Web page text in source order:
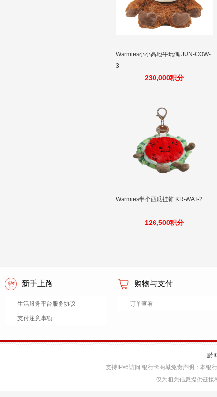
Warmies小小高地牛玩偶 JUN-COW-
3
230,000积分
Warmies半个西瓜挂饰 KR-WAT-2
126,500积分
新手上路
生活服务平台服务协议
支付注意事项
购物与支付
订单查看
黔
支持IPv6访问 银行卡商城免责声明：本银
仅为相关信息提供链接